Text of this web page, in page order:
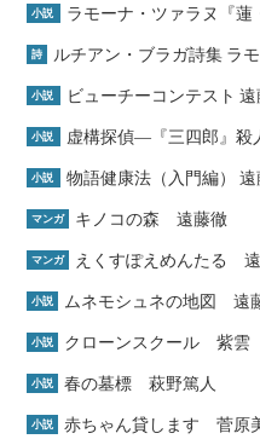
小説 ラモーナ・ツァラヌ『蓮
詩 ルチアン・ブラガ詩集 ラ
小説 ビューチーコンテスト
小説 虚構探偵―『三四郎』
小説 物語健康法（入門編）
マンガ キノコの森 遠藤徹
マンガ えくすぽえめんたる
小説 ムネモシュネの地図 遠
小説 クローンスクール 紫雲
小説 春の墓標 萩野篤人
小説 赤ちゃん貸します 菅原